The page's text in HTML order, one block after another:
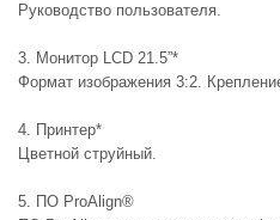
Руководство пользователя.
3. Монитор LCD 21.5”*
Формат изображения 3:2.
4. Принтер*
Цветной струйный.
5. ПО ProAlign®